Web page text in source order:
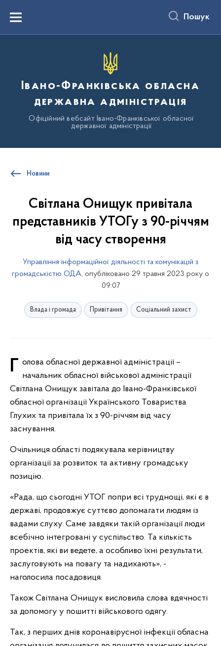
вмістуMenu Пошук
Івано-Франківська обласна
державна адміністрація
Офіційний вебсайт Івано-Франківської обласної
державної адміністрації
Новини
Світлана Онищук привітала
представників УТОГу з 90-річчям
від часу створення
Управління інформаційної діяльності та комунікацій з
громадськістю ОДА, опубліковано 29 травня 2023 року о
09:07
Влада і громада Привітання Соціальний захист
Голова обласної державної адміністрації – начальник обласної військової адміністрації
Світлана Онищук завітала до Івано-Франківської
обласної організації Українського Товариства
Глухих та привітала їх з 90-річчям від часу
заснування.
Очільниця області подякувала керівництву
організації за розвиток та активну громадську
позицію.
«Рада, що сьогодні УТОГ попри всі труднощі, які є в
державі, продовжує суттєво допомагати людям із
вадами слуху. Саме завдяки такій організації люди
всебічно інтегровані у суспільство. Та кількість
проектів, які ви ведете, а особливо їхні результати,
заслуговують на повагу та надихають», -
наголосила посадовиця.
Також Світлана Онищук висловила слова вдячності
за допомогу у пошитті військового одягу.
Так, з перших днів коронавірусної інфекції обласна